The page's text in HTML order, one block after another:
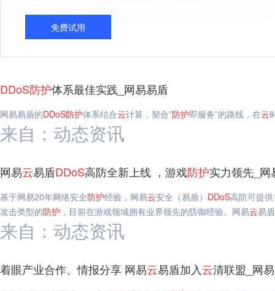
免费试用
DDoS防护体系最佳实践_网易易盾
网易易盾的DDoS防护体系结合云计算，契合”防护即服务”的路线，在云
来自：动态资讯
网易云易盾DDoS高防全新上线 ，游戏防护实力领先_网
基于网易20年网络安全防护经验，网易云安全（易盾） DDoS高防可提
攻击类型的防护 ，目前在游戏领域拥有业界领先的防御经验。网易云易盾
来自：动态资讯
着眼产业合作、情报分享 网易云易盾加入云清联盟_网